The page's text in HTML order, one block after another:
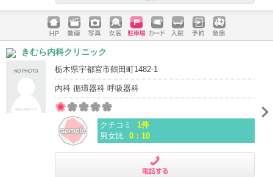
ホームペ
ージ
動画 写真 女医 駐車場
クレジッ
入院 予約 急患
きむら内科クリニック
栃木県宇都宮市鶴田町1482-1
内科 循環器科 呼吸器科
クチコミ
1件
男女比 0：10